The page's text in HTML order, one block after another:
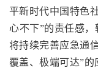
平新时代中国特色
心不下”的责任感
将持续完善应急通
覆盖、极端可达”